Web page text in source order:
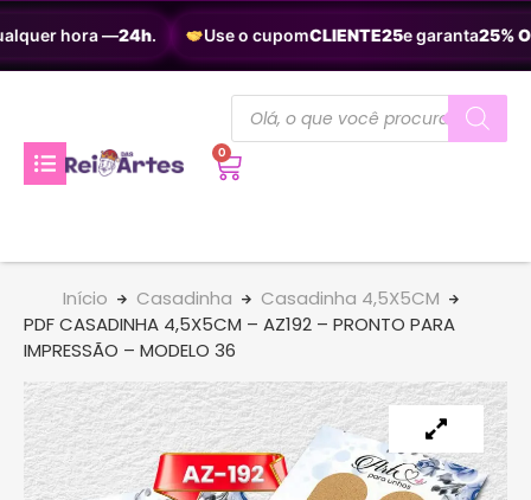
hora —24h. Use o cupomCLIENTE25e garanta25%
0
Início Casadinha
Casadinha 4,5X5CM
PDF CASADINHA 4,5X5CM – AZ192 – PRONTO PARA
IMPRESSÃO – MODELO 36